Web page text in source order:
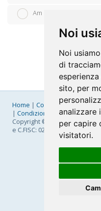
Noi
Noi
di
sito, per
analizzare
per capire
visitatori.
Am domeniul meu (voi
Home | Company| Listino
| Condizioni Generali|
Copyright © 2026 FastNom
e C.FISC: 02831630161